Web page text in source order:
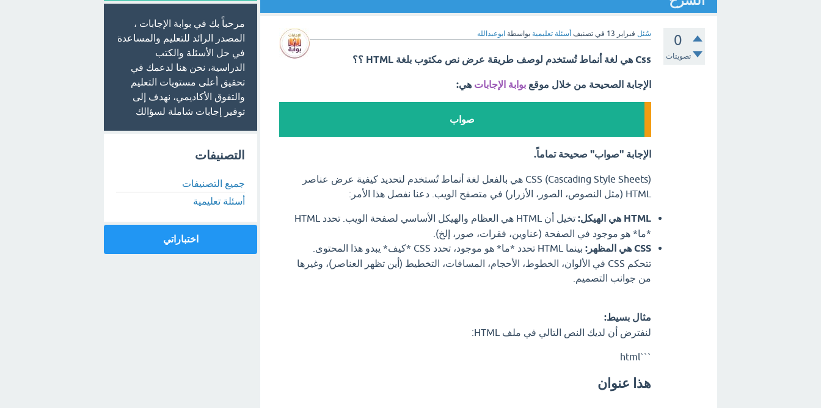
0
تصويتات
سُئل فبراير 13 في تصنيف أسئلة تعليمية بواسطة ابوعبدالله
Css هي لغة أنماط تُستخدم لوصف طريقة عرض نص مكتوب بلغة HTML ؟؟
الإجابة الصحيحة من خلال موقع بوابة الإجابات هي:
صواب
الإجابة "صواب" صحيحة تماماً.
CSS (Cascading Style Sheets) هي بالفعل لغة أنماط تُستخدم لتحديد كيفية عرض عناصر
HTML (مثل النصوص، الصور، الأزرار) في متصفح الويب. دعنا نفصل هذا الأمر:
HTML هي الهيكل:
تخيل أن HTML هي العظام والهيكل الأساسي لصفحة الويب. تحدد HTML
*ما* هو موجود في الصفحة (عناوين، فقرات، صور، إلخ).
CSS هي المظهر:
بينما HTML تحدد *ما* هو موجود، تحدد CSS *كيف* يبدو هذا المحتوى.
تتحكم CSS في الألوان، الخطوط، الأحجام، المسافات، التخطيط (أين تظهر العناصر)، وغيرها
من جوانب التصميم.
مثال بسيط:
لنفترض أن لديك النص التالي في ملف HTML:
```html
هذا عنوان
مرحباً بك في بوابة الإجابات ،
المصدر الرائد للتعليم والمساعدة
في حل الأسئلة والكتب
الدراسية، نحن هنا لدعمك في
تحقيق أعلى مستويات التعليم
والتفوق الأكاديمي، نهدف إلى
توفير إجابات شاملة لسؤالك
التصنيفات
جميع التصنيفات
أسئلة تعليمية
اختباراتي